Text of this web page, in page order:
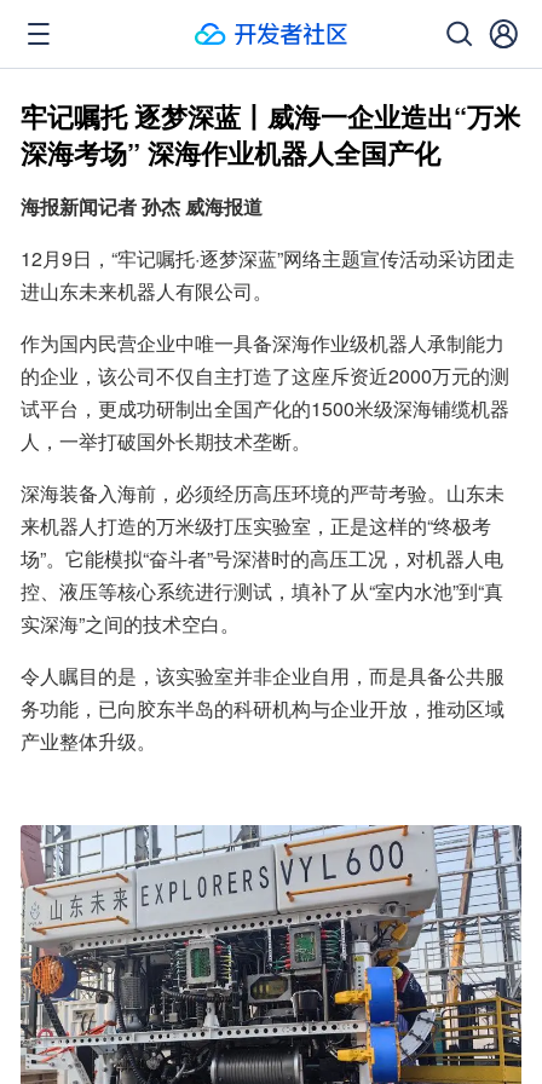
牢记嘱托 逐梦深蓝丨威海一企业造出“万米
深海考场” 深海作业机器人全国产化
海报新闻记者 孙杰 威海报道
12月9日，“牢记嘱托·逐梦深蓝”网络主题宣传活动采访团走
进山东未来机器人有限公司。
作为国内民营企业中唯一具备深海作业级机器人承制能力
的企业，该公司不仅自主打造了这座斥资近2000万元的测
试平台，更成功研制出全国产化的1500米级深海铺缆机器
人，一举打破国外长期技术垄断。
深海装备入海前，必须经历高压环境的严苛考验。山东未
来机器人打造的万米级打压实验室，正是这样的“终极考
场”。它能模拟“奋斗者”号深潜时的高压工况，对机器人电
控、液压等核心系统进行测试，填补了从“室内水池”到“真
实深海”之间的技术空白。
令人瞩目的是，该实验室并非企业自用，而是具备公共服
务功能，已向胶东半岛的科研机构与企业开放，推动区域
产业整体升级。